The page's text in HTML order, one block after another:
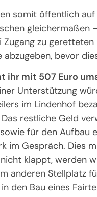
somit öffentlich
Zugang zu
abzugeben, bevor
ihr mit 507 Euro
Unterstützung
im Lindenhof
Das restliche Geld
für den Aufbau
im Gespräch. Dies
klappt, werden
anderen Stellplatz
in den Bau eines